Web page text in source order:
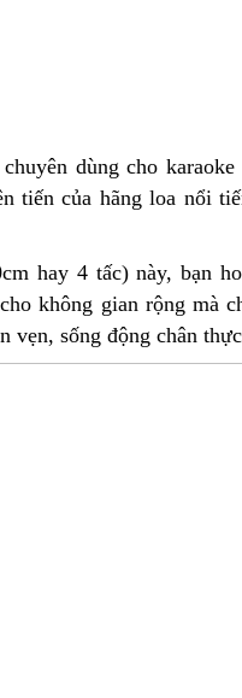
dùng cho karaoke
tiến của hãng loa nổi
hay 4 tấc) này, bạn
không gian rộng mà
vẹn, sống động chân